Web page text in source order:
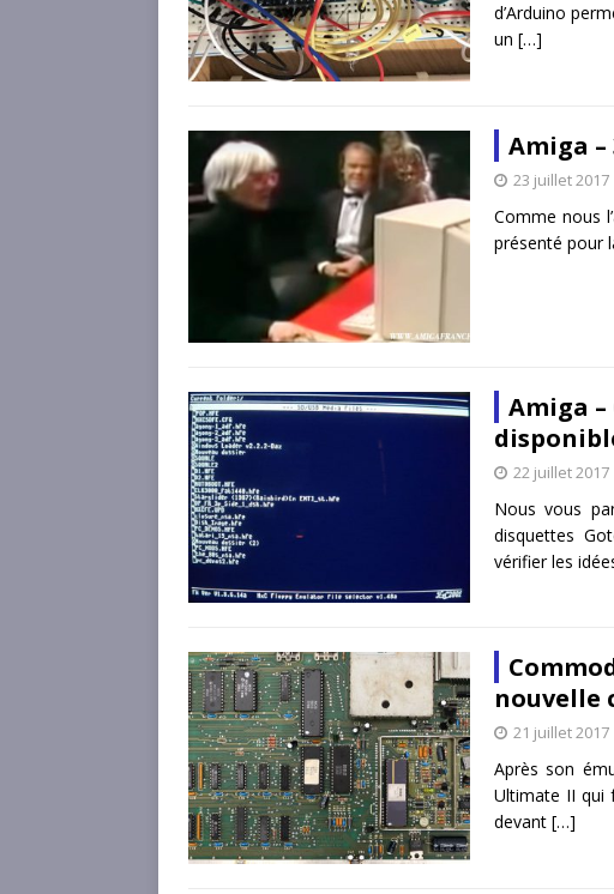
d’Arduino
un […]
Amiga –
23 juillet 2017
Comme nous
présenté pour
Amiga
22 juillet 2017
Nous vous
disquettes
vérifier les
nouvelle
21 juillet 2017
Après son
Ultimate II qui
devant […]